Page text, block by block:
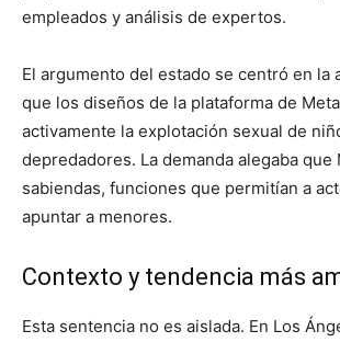
empleados y análisis de expertos.
El argumento del estado se centró en la
que los diseños de la plataforma de
activamente la explotación sexual de
depredadores. La demanda alegaba que
sabiendas, funciones que permitían a
apuntar a menores.
Contexto y tendencia más
Esta sentencia no es aislada. En Los